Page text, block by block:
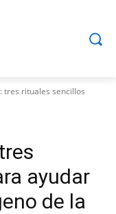
tres rituales sencillos
ayudar
de la